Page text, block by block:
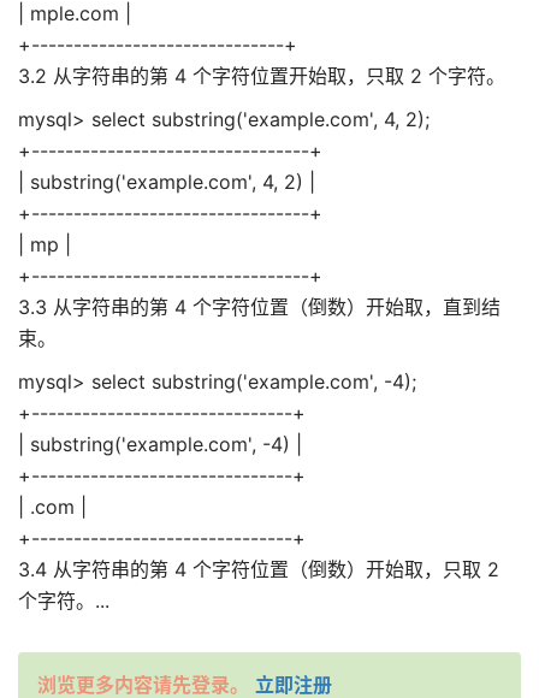
| mple.com |
+------------------------------+
3.2 从字符串的第 4 个字符位置开始取，只取 2 个字符。
mysql> select substring('example.com', 4, 2);
+---------------------------------+
| substring('example.com', 4, 2) |
+---------------------------------+
| mp |
+---------------------------------+
3.3 从字符串的第 4 个字符位置（倒数）开始取，直到结
束。
mysql> select substring('example.com', -4);
+-------------------------------+
| substring('example.com', -4) |
+-------------------------------+
| .com |
+-------------------------------+
3.4 从字符串的第 4 个字符位置（倒数）开始取，只取 2
个字符。...
浏览更多内容请先登录。 立即注册